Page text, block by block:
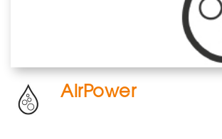
AirPower